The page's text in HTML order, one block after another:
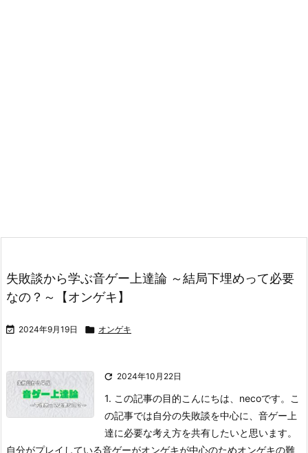
失敗談から学ぶ音ゲー上達論 ～結局下埋めって必要
なの？～【オンゲキ】
 2024年9月19日  オンゲキ
 2024年10月22日
1. この記事の目的こんにちは、necoです。
こ
の記事では自分の失敗談を中心に、音ゲー上
達に必要な考え方を共有したいと思います。
自分がプレイしている音ゲーがオンゲキが中心のためオンゲキの難